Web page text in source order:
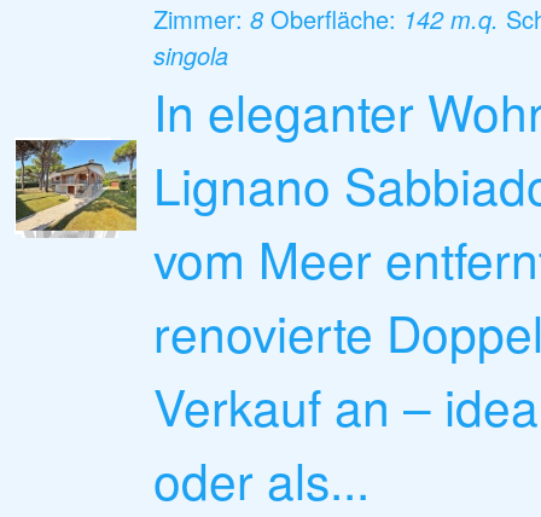
Zimmer: 8 Oberfläche: 142 m.q.
singola
In eleganter
Lignano
vom Meer
renovierte
Verkauf an –
oder als...